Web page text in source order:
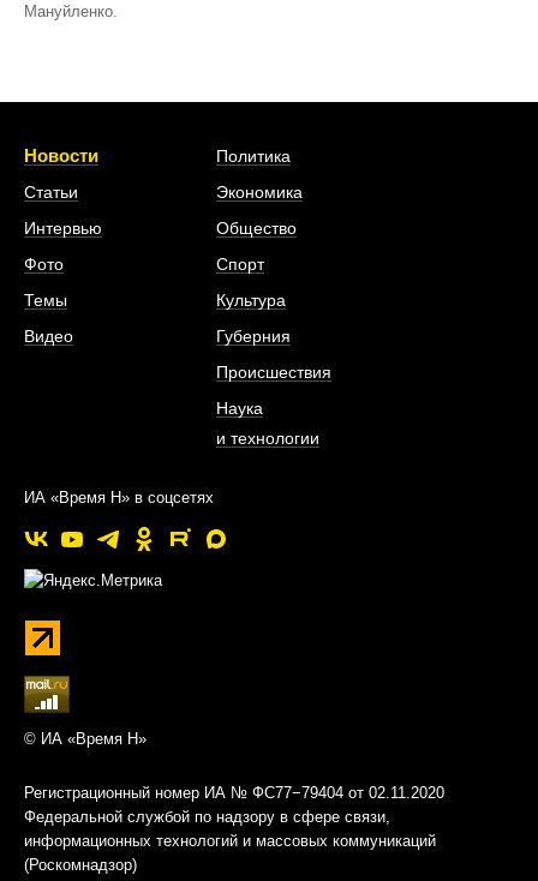
Мануйленко.
Новости
Статьи
Интервью
Фото
Темы
Видео
Политика
Экономика
Общество
Спорт
Культура
Губерния
Происшествия
Наука
и технологии
ИА «Время Н» в соцсетях
© ИА «Время Н»
Регистрационный номер ИА № ФС77−79404 от 02.11.2020
Федеральной службой по надзору в сфере связи,
информационных технологий и массовых коммуникаций
(Роскомнадзор)